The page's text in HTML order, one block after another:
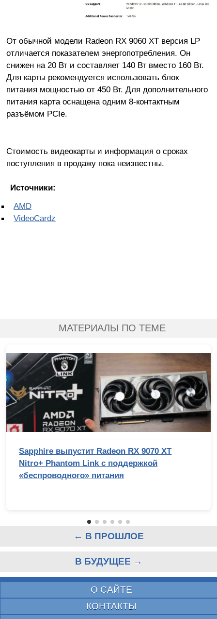
От обычной модели Radeon RX 9060 XT версия LP
отличается показателем энергопотребления. Он
снижен на 20 Вт и составляет 140 Вт вместо 160 Вт.
Для карты рекомендуется использовать блок
питания мощностью от 450 Вт. Для дополнительного
питания карта оснащена одним 8-контактным
разъёмом PCIe.
Стоимость видеокарты и информация о сроках
поступления в продажу пока неизвестны.
Источники:
AMD
VideoCardz
МАТЕРИАЛЫ ПО ТЕМЕ
Sapphire выпустит Radeon RX 9070 XT
Nitro+ Phantom Link с поддержкой
«беспроводного» питания
← В ПРОШЛОЕ
В БУДУЩЕЕ →
О САЙТЕ
КОНТАКТЫ